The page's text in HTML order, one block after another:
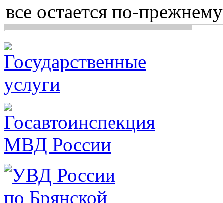
все остается по-